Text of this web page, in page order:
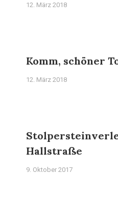
12. März 2018
Komm, schöner
12. März 2018
Hallstraße
9. Oktober 2017